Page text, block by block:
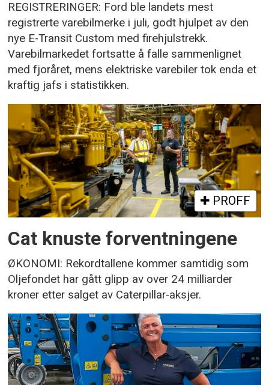
REGISTRERINGER: Ford ble landets mest
registrerte varebilmerke i juli, godt hjulpet av den
nye E-Transit Custom med firehjulstrekk.
Varebilmarkedet fortsatte å falle sammenlignet
med fjoråret, mens elektriske varebiler tok enda et
kraftig jafs i statistikken.
PROFF
Cat knuste forventningene
ØKONOMI: Rekordtallene kommer samtidig som
Oljefondet har gått glipp av over 24 milliarder
kroner etter salget av Caterpillar-aksjer.